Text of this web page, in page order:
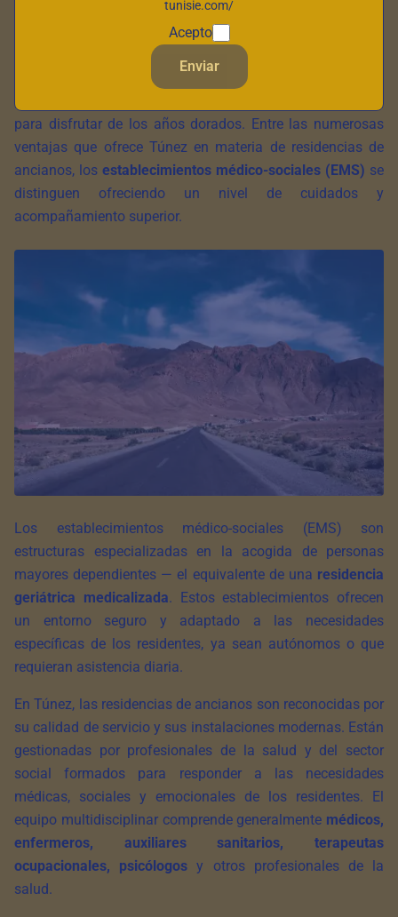
Túnez se ha convertido en un destino de elección para las
personas mayores que buscan un lugar de jubilación
agradable y seguro. Gracias a su clima suave, sus paisajes
magníficos y su rica cultura, el país ofrece un marco ideal
para disfrutar de los años dorados. Entre las numerosas
ventajas que ofrece Túnez en materia de residencias de
ancianos, los establecimientos médico-sociales (EMS) se
distinguen ofreciendo un nivel de cuidados y
acompañamiento superior.
Los establecimientos médico-sociales (EMS) son
estructuras especializadas en la acogida de personas
mayores dependientes — el equivalente de una residencia
geriátrica medicalizada. Estos establecimientos ofrecen
un entorno seguro y adaptado a las necesidades
específicas de los residentes, ya sean autónomos o que
requieran asistencia diaria.
En Túnez, las residencias de ancianos son reconocidas por
su calidad de servicio y sus instalaciones modernas. Están
gestionadas por profesionales de la salud y del sector
social formados para responder a las necesidades
médicas, sociales y emocionales de los residentes. El
equipo multidisciplinar comprende generalmente médicos,
enfermeros, auxiliares sanitarios, terapeutas
ocupacionales, psicólogos y otros profesionales de la
salud.
tunisie.com/
Acepto
Enviar